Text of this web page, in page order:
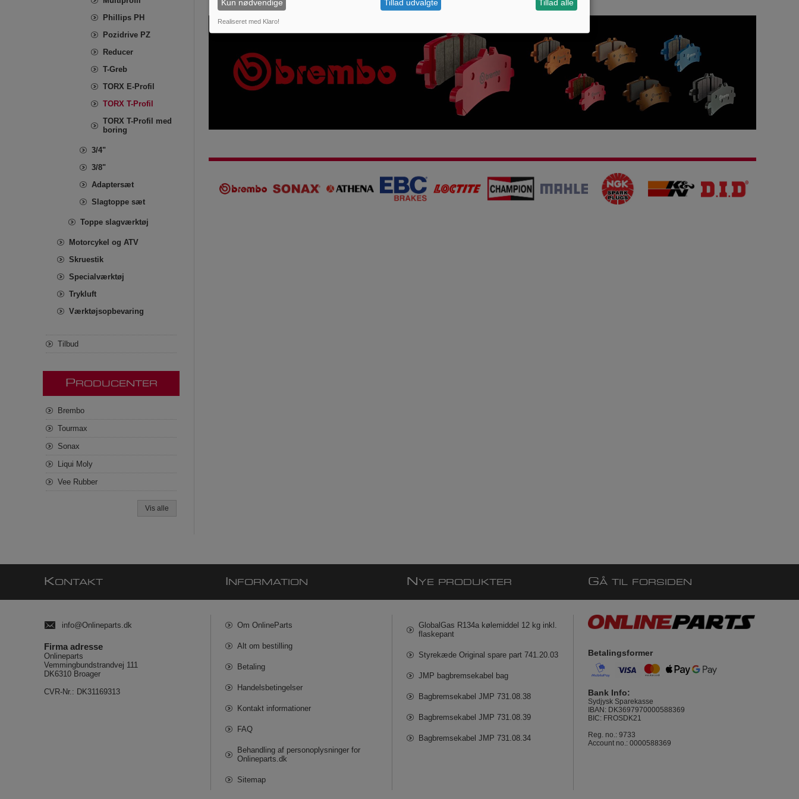
Phillips PH
Pozidrive PZ
Reducer
T-Greb
TORX E-Profil
TORX T-Profil
TORX T-Profil med
boring
3/4"
3/8"
Adaptersæt
Slagtoppe sæt
Toppe slagværktøj
Motorcykel og ATV
Skruestik
Specialværktøj
Trykluft
Værktøjsopbevaring
Tilbud
P RODUCENTER
Brembo
Tourmax
Sonax
Liqui Moly
Vee Rubber
Vis alle
KONTAKT
info@Onlineparts.dk
Firma adresse
Onlineparts
Vemmingbundstrandvej 111
DK6310 Broager
CVR-Nr.: DK31169313
NFORMATION
Om OnlineParts
Alt om bestilling
Betaling
Handelsbetingelser
Kontakt informationer
FAQ
Behandling af personoplysninger for
Onlineparts.dk
Sitemap
N YE PRODUKTER
GlobalGas R134a kølemiddel 12 kg inkl.
flaskepant
Styrekæde Original spare part 741.20.03
JMP bagbremsekabel bag
Bagbremsekabel JMP 731.08.38
Bagbremsekabel JMP 731.08.39
Bagbremsekabel JMP 731.08.34
GÅ TIL FORSIDEN
Betalingsformer
Bank Info:
Sydjysk Sparekasse
IBAN: DK3697970000588369
BIC: FROSDK21
Reg. no.: 9733
Account no.: 0000588369
Kun nødvendige Tillad udvalgte Tillad alle
Realiseret med Klaro!